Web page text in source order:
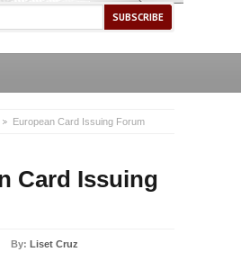
European Card Issuing Forum
Card Issuing
By: Liset Cruz